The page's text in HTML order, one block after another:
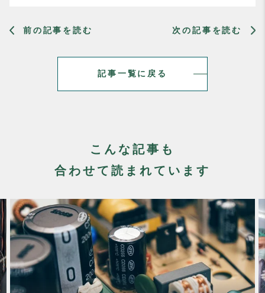
前の記事を読む
記事一覧に戻る
次の記事を読む
こんな記事も
合わせて読まれています